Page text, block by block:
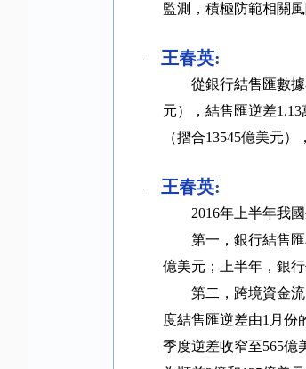
監測，積極防範相關風
· 王春英:
從銀行結售匯數據
元），結售匯逆差1.13
（摺合13545億美元）
· 王春英:
2016年上半年我
第一，銀行結售
億美元；上半年，銀
第二，跨境資金
度結售匯逆差由1 月份
季度逆差收窄至565億